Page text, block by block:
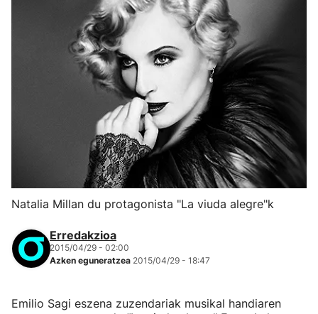
Natalia Millan du protagonista "La viuda alegre"k
Erredakzioa
2015/04/29 - 02:00
Azken eguneratzea 2015/04/29 - 18:47
Emilio Sagi eszena zuzendariak musikal handiaren